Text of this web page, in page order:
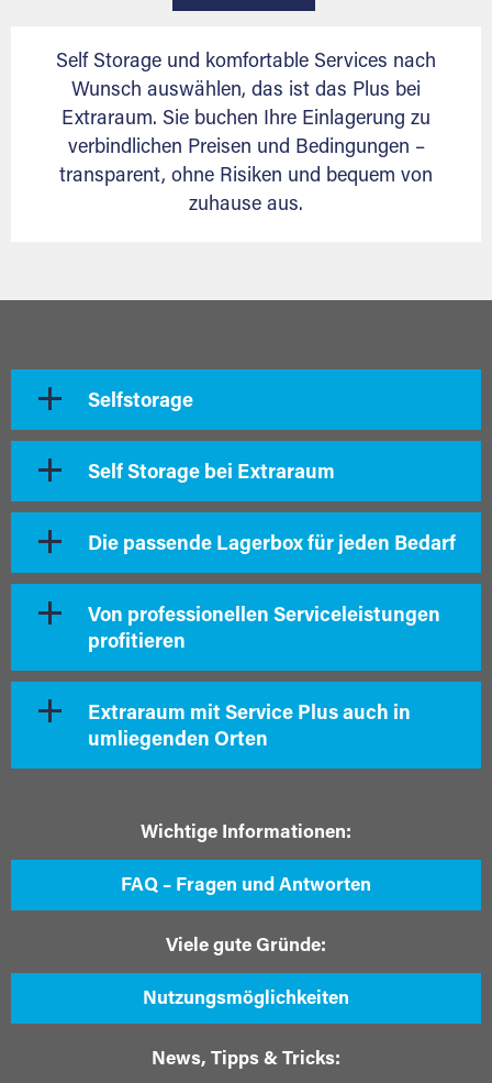
Self Storage und komfortable Services nach
Wunsch auswählen, das ist das Plus bei
Extraraum. Sie buchen Ihre Einlagerung zu
verbindlichen Preisen und Bedingungen –
transparent, ohne Risiken und bequem von
zuhause aus.
Selfstorage
Self Storage bei Extraraum
Die passende Lagerbox für jeden Bedarf
Von professionellen Serviceleistungen
profitieren
Extraraum mit Service Plus auch in
umliegenden Orten
Wichtige Informationen:
FAQ – Fragen und Antworten
Viele gute Gründe:
Nutzungsmöglichkeiten
News, Tipps & Tricks: